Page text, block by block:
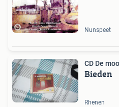
Nunspeet
CD De
Bieden
Rhenen